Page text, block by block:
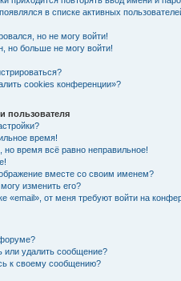
в списке активных
но не могу войти!
но больше не могу войти!
cookies конференции»?
пользователя
время!
но время всё равно неправильное!
вместе со своим именем?
изменить его?
«email», от меня требуют войти на
или удалить сообщение?
к своему сообщению?